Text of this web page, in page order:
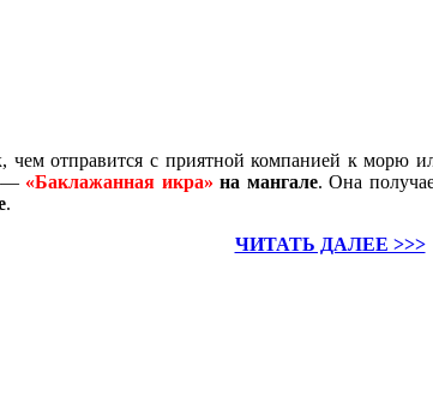
отправится с приятной компанией к морю
— «Баклажанная икра» на мангале. Она
.
ЧИТАТЬ ДАЛЕЕ >>>